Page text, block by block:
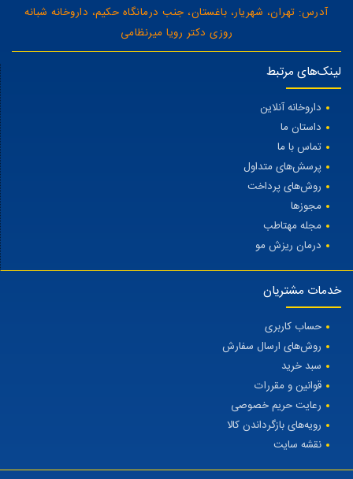
آدرس: تهران، شهریار، باغستان، جنب درمانگاه حکیم، داروخانه شبانه
روزی دکتر رویا میرنظامی
لینک‌های مرتبط
داروخانه آنلاین
داستان ما
تماس با ما
پرسش‌های متداول
روش‌های پرداخت
مجوزها
مجله مهتاطب
درمان ریزش مو
خدمات مشتریان
حساب کاربری
روش‌های ارسال سفارش
سبد خرید
قوانین و مقررات
رعایت حریم خصوصی
رویه‌های بازگرداندن کالا
نقشه سایت